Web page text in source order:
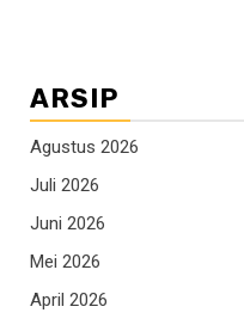
ARSIP
Agustus 2026
Juli 2026
Juni 2026
Mei 2026
April 2026